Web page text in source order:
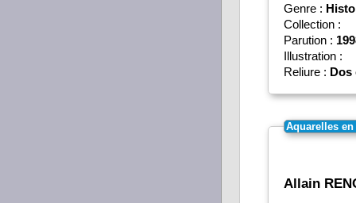
Genre :
Collection :
Parution :
Illustration :
Reliure : Dos
Aquarelles
Allain